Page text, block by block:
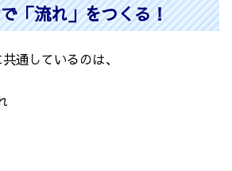
「流れ」をつくる！
通しているのは、